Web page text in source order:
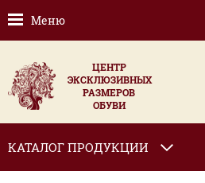
Меню
ЦЕНТР
ЭКСКЛЮЗИВНЫХ
РАЗМЕРОВ
ОБУВИ
КАТАЛОГ ПРОДУКЦИИ